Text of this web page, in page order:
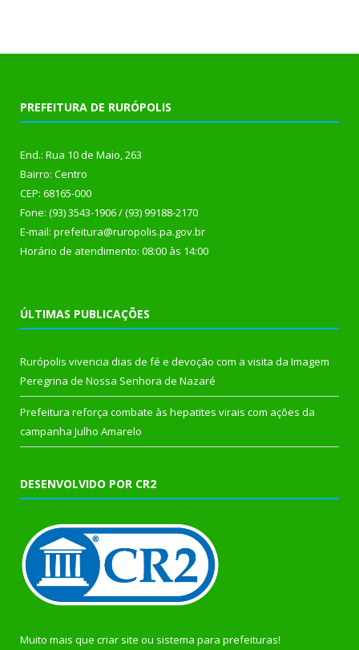
PREFEITURA DE RURÓPOLIS
End.: Rua 10 de Maio, 263
Bairro: Centro
CEP: 68165-000
Fone: (93) 3543-1906 / (93) 99188-2170
E-mail: prefeitura@ruropolis.pa.gov.br
Horário de atendimento: 08:00 às 14:00
ÚLTIMAS PUBLICAÇÕES
Rurópolis vivencia dias de fé e devoção com a visita da Imagem
Peregrina de Nossa Senhora de Nazaré
Prefeitura reforça combate às hepatites virais com ações da
campanha Julho Amarelo
DESENVOLVIDO POR CR2
Muito mais que criar site ou sistema para prefeituras!